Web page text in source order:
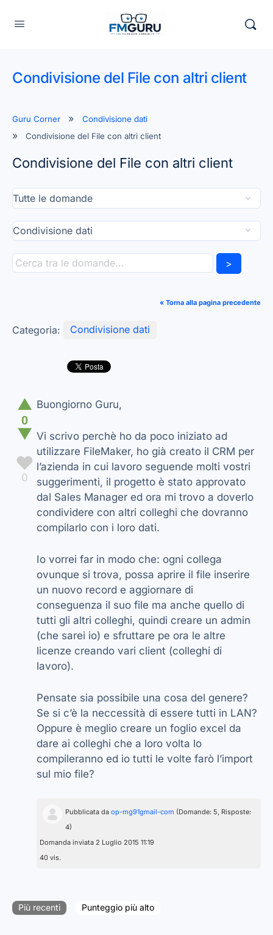
Condivisione del File con altri client
Guru Corner
Condivisione dati
Condivisione del File con altri client
Condivisione del File con altri client
>
« Torna alla pagina precedente
Categoria: Condivisione dati
▲
0
▼
♥
0
Buongiorno Guru,
Vi scrivo perchè ho da poco iniziato ad
utilizzare FileMaker, ho già creato il CRM per
l’azienda in cui lavoro seguende molti vostri
suggerimenti, il progetto è stato approvato
dal Sales Manager ed ora mi trovo a doverlo
condividere con altri colleghi che dovranno
compilarlo con i loro dati.
Io vorrei far in modo che: ogni collega
ovunque si trova, possa aprire il file inserire
un nuovo record e aggiornare di
conseguenza il suo file ma anche quello di
tutti gli altri colleghi, quindi creare un admin
(che sarei io) e sfruttare pe ora le altre
licenze creando vari client (colleghi di
lavoro).
Pensate sia possibile una cosa del genere?
Se si c’è la neccessità di essere tutti in LAN?
Oppure è meglio creare un foglio excel da
dare ai colleghi che a loro volta lo
compileranno ed io tutti le volte farò l’import
sul mio file?
Pubblicata da op-mg91gmail-com (Domande: 5, Risposte:
4)
Domanda inviata 2 Luglio 2015 11:19
40 vis.
Più recenti Punteggio più alto